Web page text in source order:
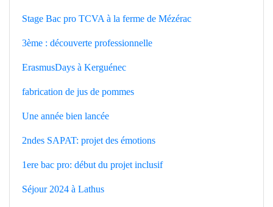
Stage Bac pro TCVA à la ferme de Mézérac
3ème : découverte professionnelle
ErasmusDays à Kerguénec
fabrication de jus de pommes
Une année bien lancée
2ndes SAPAT: projet des émotions
1ere bac pro: début du projet inclusif
Séjour 2024 à Lathus